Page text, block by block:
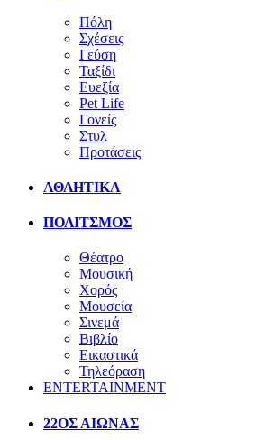
Πόλη
Σχέσεις
Γεύση
Ταξίδι
Ευεξία
Pet Life
Γονείς
Στυλ
Προτάσεις
ΑΘΛΗΤΙΚΑ
ΠΟΛΙΤΣΜΟΣ
Θέατρο
Μουσική
Χορός
Μουσεία
Σινεμά
Βιβλίο
Εικαστικά
Τηλεόραση
ENTERTAINMENT
22ΟΣ ΑΙΩΝΑΣ